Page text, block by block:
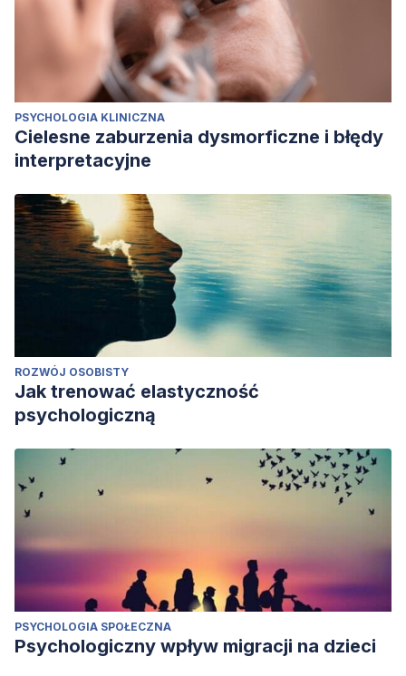
PSYCHOLOGIA KLINICZNA
Cielesne zaburzenia dysmorficzne i błędy
interpretacyjne
ROZWÓJ OSOBISTY
Jak trenować elastyczność
psychologiczną
PSYCHOLOGIA SPOŁECZNA
Psychologiczny wpływ migracji na dzieci